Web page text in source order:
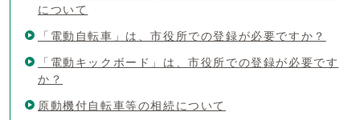
について
「電動自転車」は、市役所での登録が必要ですか？
「電動キックボード」は、市役所での登録が必要です
か？
原動機付自転車等の相続について